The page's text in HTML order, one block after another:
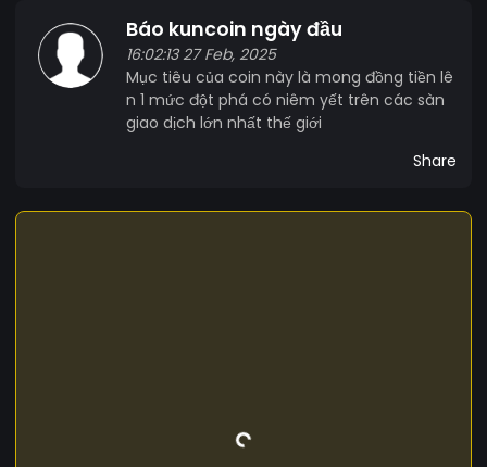
Báo kuncoin ngày đầu
16:02:13 27 Feb, 2025
Mục tiêu của coin này là mong đồng tiền lê
n 1 mức đột phá có niêm yết trên các sàn
giao dịch lớn nhất thế giới
Share